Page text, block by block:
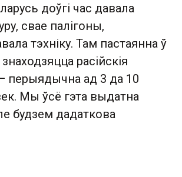
доўгі час давала
свае палігоны,
тэхніку. Там пастаянна ў
расійскія
перыядычна ад 3 да 10
Мы ўсё гэта выдатна
будзем дадаткова